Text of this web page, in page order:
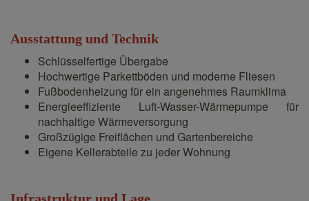
Ausstattung und Technik
Schlüsselfertige Übergabe
Hochwertige Parkettböden und moderne Fliesen
Fußbodenheizung für ein angenehmes Raumklima
Energieeffiziente Luft-Wasser-Wärmepumpe für
nachhaltige Wärmeversorgung
Großzügige Freiflächen und Gartenbereiche
Eigene Kellerabteile zu jeder Wohnung